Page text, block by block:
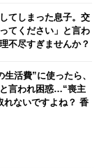
てしまった息子。交
てください」と言わ
不尽すぎませんか？
活費”に使ったら、
言われ困惑…“喪主
れないですよね？ 香